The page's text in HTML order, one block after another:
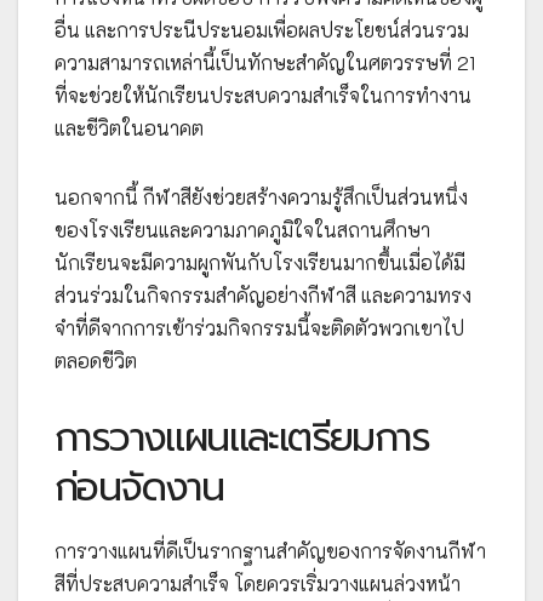
อื่น และการประนีประนอมเพื่อผลประโยชน์ส่วนรวม
ความสามารถเหล่านี้เป็นทักษะสำคัญในศตวรรษที่ 21
ที่จะช่วยให้นักเรียนประสบความสำเร็จในการทำงาน
และชีวิตในอนาคต
นอกจากนี้ กีฬาสียังช่วยสร้างความรู้สึกเป็นส่วนหนึ่ง
ของโรงเรียนและความภาคภูมิใจในสถานศึกษา
นักเรียนจะมีความผูกพันกับโรงเรียนมากขึ้นเมื่อได้มี
ส่วนร่วมในกิจกรรมสำคัญอย่างกีฬาสี และความทรง
จำที่ดีจากการเข้าร่วมกิจกรรมนี้จะติดตัวพวกเขาไป
ตลอดชีวิต
การวางแผนและเตรียมการ
ก่อนจัดงาน
การวางแผนที่ดีเป็นรากฐานสำคัญของการจัดงานกีฬา
สีที่ประสบความสำเร็จ โดยควรเริ่มวางแผนล่วงหน้า